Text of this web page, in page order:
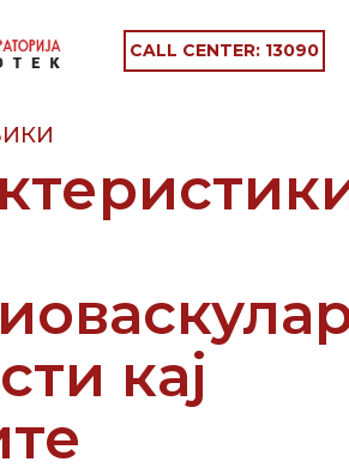
CALL CENTER: 13090
кај